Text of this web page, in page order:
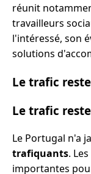
réunit
travailleurs
l'intéressé, son
solutions
Le trafic
Le trafic
Le Portugal n'a
trafiquants.
importantes